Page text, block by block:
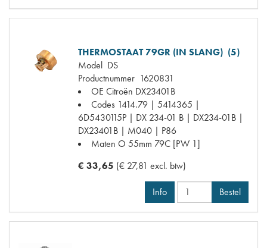
THERMOSTAAT 79GR (IN SLANG) (5)
Model DS
Productnummer 1620831
OE Citroën DX23401B
Codes 1414.79 | 5414365 |
6D5430115P | DX 234-01 B | DX234-01B |
DX23401B | M040 | P86
Maten O 55mm 79C [PW 1]
€ 33,65 (€ 27,81 excl. btw)
Info Bestel